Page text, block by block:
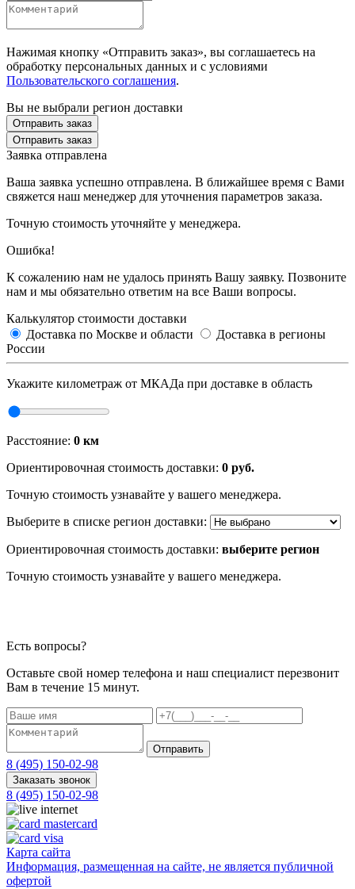
Нажимая кнопку «Отправить заказ», вы соглашаетесь на
обработку персональных данных и с условиями
Пользовательского соглашения.
Вы не выбрали регион доставки
Отправить заказ
Отправить заказ
Заявка отправлена
Ваша заявка успешно отправлена. В ближайшее время с Вами
свяжется наш менеджер для уточнения параметров заказа.
Точную стоимость уточняйте у менеджера.
Ошибка!
К сожалению нам не удалось принять Вашу заявку. Позвоните
нам и мы обязательно ответим на все Ваши вопросы.
Калькулятор стоимости доставки
Доставка по Москве и области
Доставка в регионы
России
Укажите километраж от МКАДа при доставке в область
Расстояние: 0 км
Ориентировочная стоимость доставки: 0 руб.
Точную стоимость узнавайте у вашего менеджера.
Выберите в списке регион доставки:
Ориентировочная стоимость доставки: выберите регион
Точную стоимость узнавайте у вашего менеджера.
Есть вопросы?
Оставьте свой номер телефона и наш специалист перезвонит
Вам в течение 15 минут.
Отправить
8 (495) 150-02-98
Заказать звонок
8 (495) 150-02-98
Карта сайта
Информация, размещенная на сайте, не является публичной
офертой